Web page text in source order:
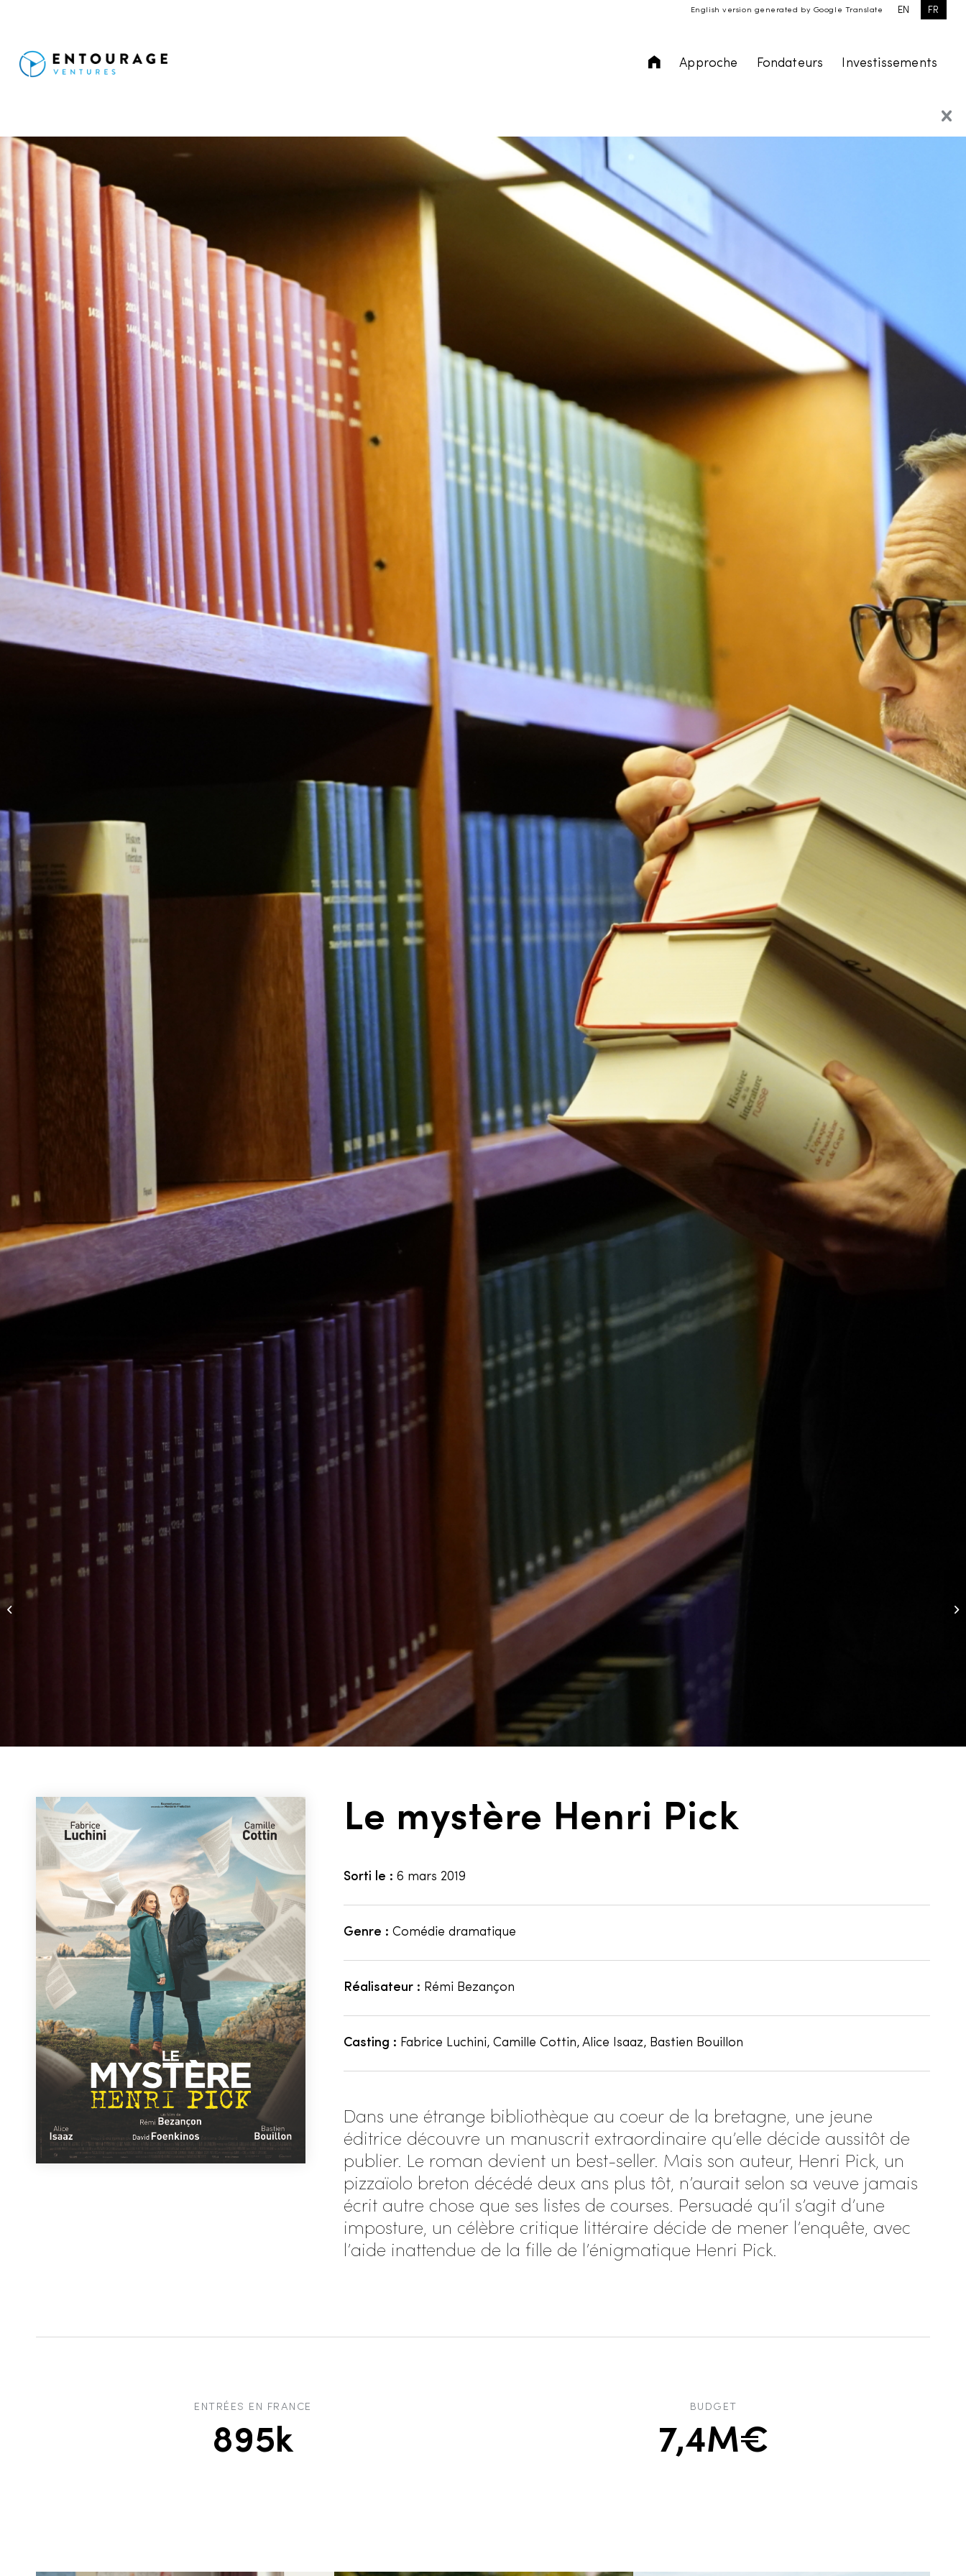
EN FR
English version generated by Google Translate
Accueil
Approche Fondateurs Investissements
Le mystère Henri Pick
Sorti le : 6 mars 2019
Genre : Comédie dramatique
Réalisateur : Rémi Bezançon
Casting : Fabrice Luchini, Camille Cottin, Alice Isaaz, Bastien Bouillon
Dans une étrange bibliothèque au coeur de la bretagne, une jeune
éditrice découvre un manuscrit extraordinaire qu’elle décide aussitôt de
publier. Le roman devient un best-seller. Mais son auteur, Henri Pick, un
pizzaïolo breton décédé deux ans plus tôt, n’aurait selon sa veuve jamais
écrit autre chose que ses listes de courses. Persuadé qu’il s’agit d’une
imposture, un célèbre critique littéraire décide de mener l’enquête, avec
l’aide inattendue de la fille de l’énigmatique Henri Pick.
ENTRÉES EN FRANCE
895k
BUDGET
7,4M€